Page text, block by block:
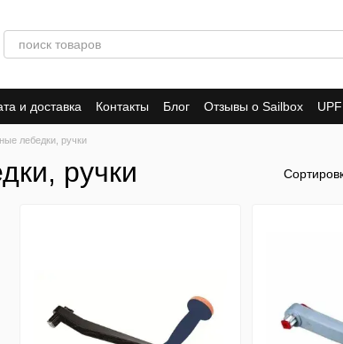
и доставка Контакты Блог Отзывы о Sailbox
лебедки, ручки
ручки